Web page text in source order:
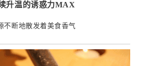
升温的诱惑力MAX
不断地散发着美食香气